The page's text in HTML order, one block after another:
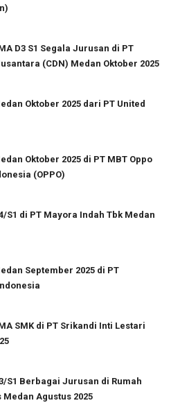
D3 S1 Segala Jurusan di PT
(CDN) Medan Oktober 2025
Oktober 2025 dari PT United
Oktober 2025 di PT MBT Oppo
(OPPO)
S1 di PT Mayora Indah Tbk Medan
September 2025 di PT
SMK di PT Srikandi Inti Lestari
S1 Berbagai Jurusan di Rumah
Agustus 2025